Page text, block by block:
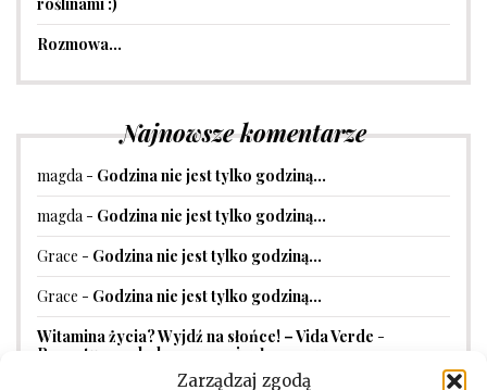
Zarządzaj zgodą
Rozmowa…
Najnowsze komentarze
magda - Godzina nie jest tylko godziną…
magda - Godzina nie jest tylko godziną…
Grace - Godzina nie jest tylko godziną…
Grace - Godzina nie jest tylko godziną…
Witamina życia? Wyjdź na słońce! – Vida Verde -
Receptura na balsam przeciwsłoneczny